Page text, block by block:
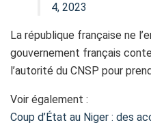
4, 2023
La république française ne
gouvernement français
l’autorité du CNSP pour
Voir également :
Coup d’État au Niger : des